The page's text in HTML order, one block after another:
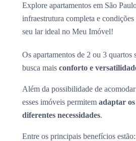
Explore apartamentos em São
infraestrutura completa e
seu lar ideal no Meu Imóvel!
Os apartamentos de 2 ou 3 quartos
busca mais conforto e
Além da possibilidade de
esses imóveis permitem adaptar
diferentes necessidades.
Entre os principais benefícios estão: